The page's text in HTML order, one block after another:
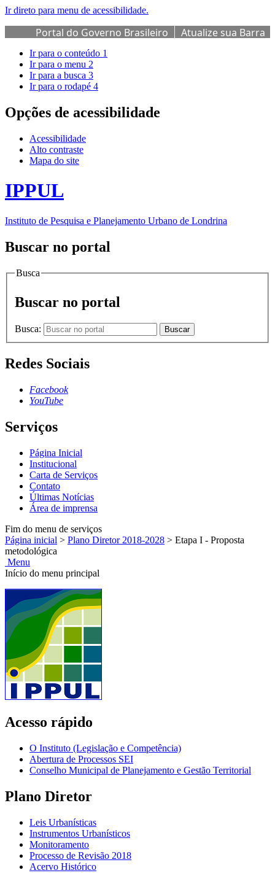
Ir direto para menu de acessibilidade.
Portal do Governo Brasileiro
Atualize sua Barra
de Governo
Ir para o conteúdo 1
Ir para o menu 2
Ir para a busca 3
Ir para o rodapé 4
Opções de acessibilidade
Acessibilidade
Alto contraste
Mapa do site
IPPUL
Instituto de Pesquisa e Planejamento Urbano de Londrina
Buscar no portal
Busca
Buscar no portal
Busca: Buscar
Redes Sociais
Facebook
YouTube
Serviços
Página Inicial
Institucional
Carta de Serviços
Contato
Últimas Notícias
Área de imprensa
Fim do menu de serviços
Página inicial > Plano Diretor 2018-2028 > Etapa I - Proposta
metodológica
Menu
Início do menu principal
Acesso rápido
O Instituto (Legislação e Competência)
Abertura de Processos SEI
Conselho Municipal de Planejamento e Gestão Territorial
Plano Diretor
Leis Urbanísticas
Instrumentos Urbanísticos
Monitoramento
Processo de Revisão 2018
Acervo Histórico